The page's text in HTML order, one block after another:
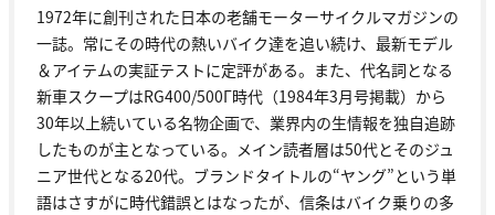
1972年に創刊された日本の老舗モーターサイクルマガジンの
一誌。常にその時代の熱いバイク達を追い続け、最新モデル
＆アイテムの実証テストに定評がある。また、代名詞となる
新車スクープはRG400/500Γ時代（1984年3月号掲載）から
30年以上続いている名物企画で、業界内の生情報を独自追跡
したものが主となっている。メイン読者層は50代とそのジュ
ニア世代となる20代。ブランドタイトルの“ヤング”という単
語はさすがに時代錯誤とはなったが、信条はバイク乗りの多